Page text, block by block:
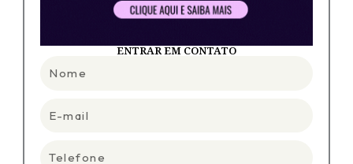
ENTRAR EM CONTATO